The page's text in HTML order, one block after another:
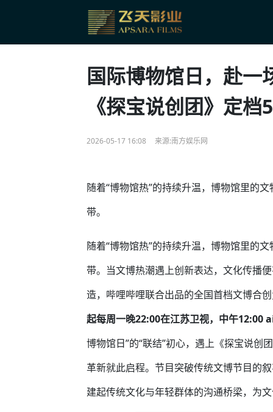
国际博物馆日，赴一
《探宝说创团》定档
2026-05-17 16:08 来源:南方娱乐网
随着“博物馆热”的持续升温，博物馆里的
带。
随着“博物馆热”的持续升温，博物馆里的
带。当文博热潮遇上创新表达，文化传播
造，哔哩哔哩联合出品的全国首档文博合
起每周一晚22:00在江苏卫视，中午12:00
博物馆日”的“联结”初心，遇上《探宝说创
革新就此启程。节目突破传统文博节目的
建起传统文化与年轻群体的沟通桥梁，为